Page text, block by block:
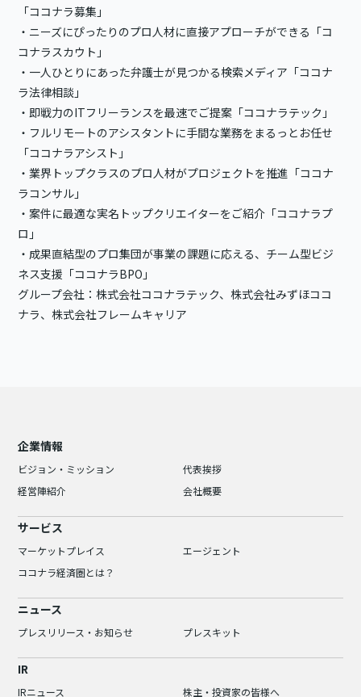
「ココナラ募集」
・ニーズにぴったりのプロ人材に直接アプローチができる「コ
コナラスカウト」
・一人ひとりにあった弁護士が見つかる検索メディア「ココナ
ラ法律相談」
・即戦力のITフリーランスを最速でご提案「ココナラテック」
・フルリモートのアシスタントに手間な業務をまるっとお任せ
「ココナラアシスト」
・業界トップクラスのプロ人材がプロジェクトを推進「ココナ
ラコンサル」
・案件に最適な実名トップクリエイターをご紹介「ココナラプ
ロ」
・成果直結型のプロ集団が事業の課題に応える、チーム型ビジ
ネス支援「ココナラBPO」
グループ会社：株式会社ココナラテック、株式会社みずほココ
ナラ、株式会社フレームキャリア
企業情報
ビジョン・ミッション
代表挨拶
経営陣紹介
会社概要
サービス
マーケットプレイス
エージェント
ココナラ経済圏とは？
ニュース
プレスリリース・お知らせ プレスキット
IR
IRニュース 株主・投資家の皆様へ